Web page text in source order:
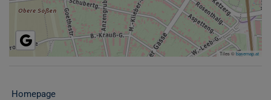
Tiles ©basemap.at
Homepage